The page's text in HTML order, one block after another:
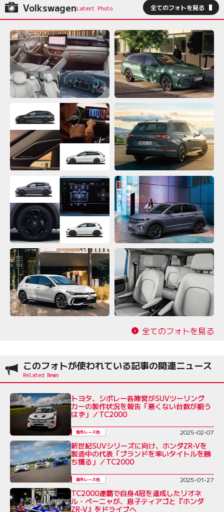
Volkswagen 全てのフォトを見る
全てのフォトを見る
このフォトが使われている記事の関連ニュース
トヨタ、シボレー各陣営がSUVツーリング
カーの製作状況を報告「悪くない台数が揃う
はず」／TC2000
海外レース他 2025-02-07
新世紀SUVシリーズに向け、ホンダZR-Vを
製造中の代表「ブランドを率いタイトルを勝
ち獲る」／TC2000
海外レース他 2025-01-27
TC2000連覇で自身4冠を達成したリオネ
ル・ペーニャが、息子ティアゴと『ホンダ
ZR-V』をドライブへ